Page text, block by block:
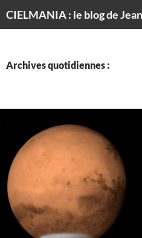
Archives quotidiennes :